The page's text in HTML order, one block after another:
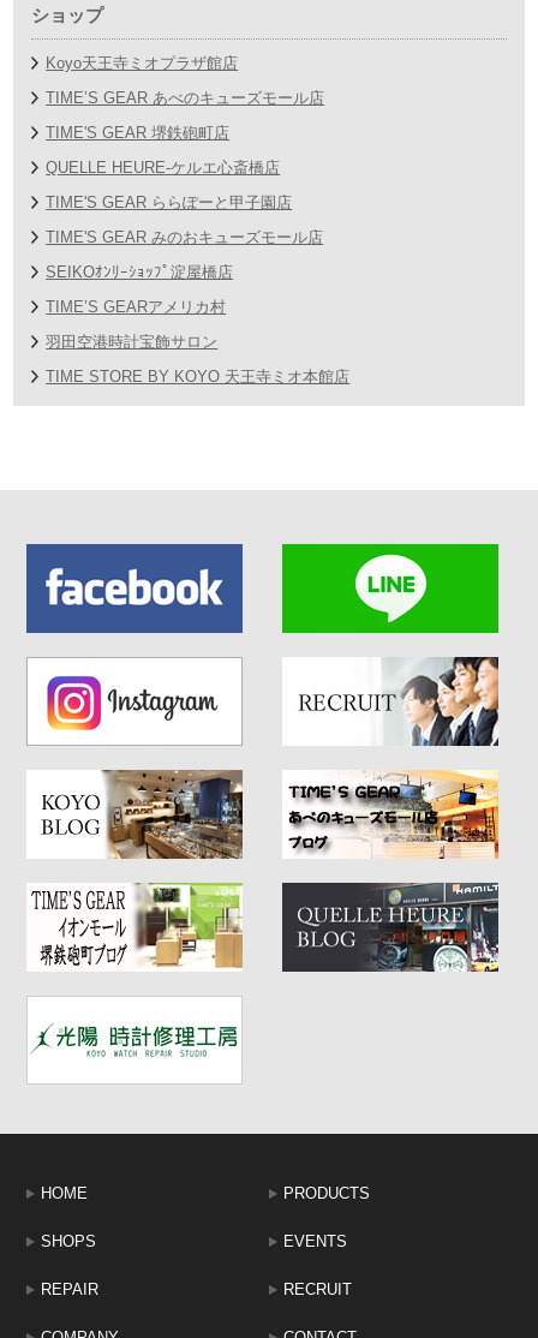
ショップ
Koyo天王寺ミオプラザ館店
TIME’S GEAR あべのキューズモール店
TIME'S GEAR 堺鉄砲町店
QUELLE HEURE-ケルエ心斎橋店
TIME'S GEAR ららぽーと甲子園店
TIME'S GEAR みのおキューズモール店
SEIKOｵﾝﾘｰｼｮｯﾌﾟ淀屋橋店
TIME’S GEARアメリカ村
羽田空港時計宝飾サロン
TIME STORE BY KOYO 天王寺ミオ本館店
HOME PRODUCTS
SHOPS EVENTS
REPAIR RECRUIT